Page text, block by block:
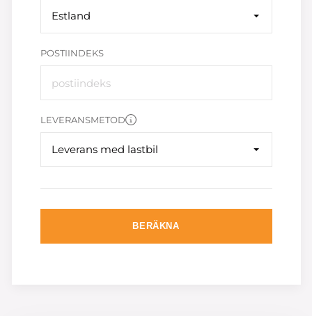
Estland
POSTIINDEKS
LEVERANSMETOD
Leverans med lastbil
BERÄKNA